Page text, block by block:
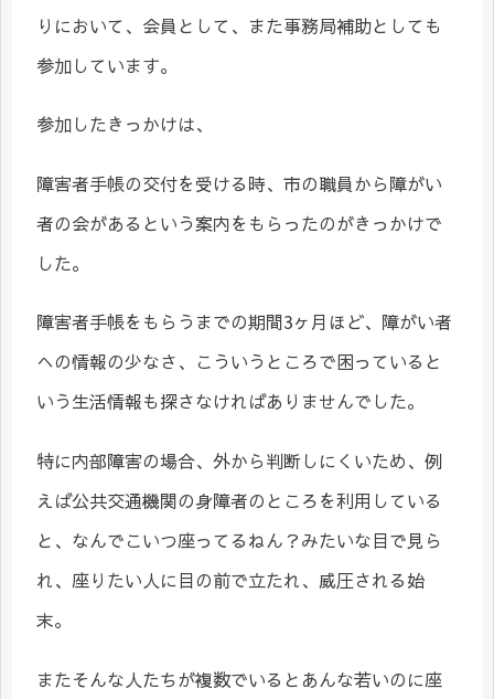
りにおいて、会員として、また事務局補助としても
参加しています。
参加したきっかけは、
障害者手帳の交付を受ける時、市の職員から障がい
者の会があるという案内をもらったのがきっかけで
した。
障害者手帳をもらうまでの期間3ヶ月ほど、障がい者
への情報の少なさ、こういうところで困っていると
いう生活情報も探さなければありませんでした。
特に内部障害の場合、外から判断しにくいため、例
えば公共交通機関の身障者のところを利用している
と、なんでこいつ座ってるねん？みたいな目で見ら
れ、座りたい人に目の前で立たれ、威圧される始
末。
またそんな人たちが複数でいるとあんな若いのに座